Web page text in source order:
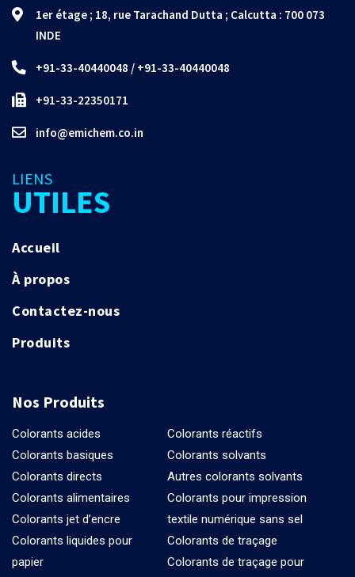
1er étage ; 18, rue Tarachand Dutta ; Calcutta : 700 073
INDE
+91-33-40440048 / +91-33-40440048
+91-33-22350171
info@emichem.co.in
LIENS
UTILES
Accueil
À propos
Contactez-nous
Produits
Nos Produits
Colorants acides
Colorants basiques
Colorants directs
Colorants alimentaires
Colorants jet d’encre
Colorants liquides pour
papier
Colorants réactifs
Colorants solvants
Autres colorants solvants
Colorants pour impression
textile numérique sans sel
Colorants de traçage
Colorants de traçage pour